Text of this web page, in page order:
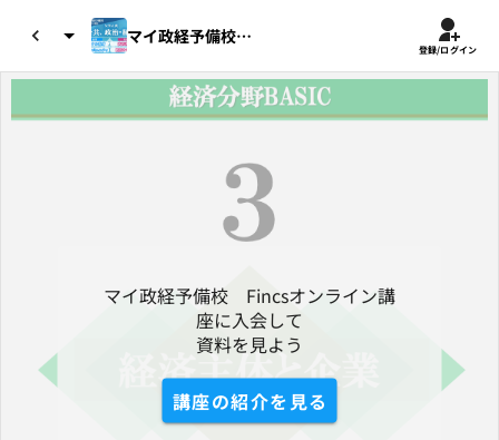
マイ政経予備校 Fincsオンライ...
登録/ログイン
マイ政経予備校　Fincsオンライン講
座に入会して
資料を見よう
講座の紹介を見る